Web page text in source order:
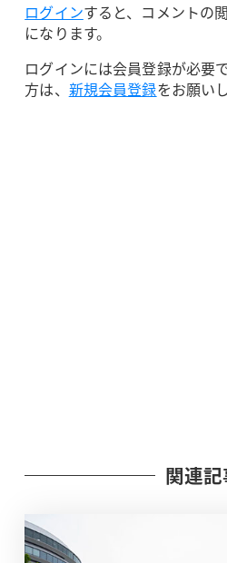
ログインすると、コメントの
になります。
ログインには会員登録が必要
方は、 新規会員登録をお願い
関連